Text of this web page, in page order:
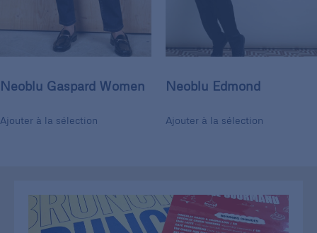
Neoblu Gaspard Women
Ajouter à la sélection
Neoblu Edmond
Ajouter à la sélection